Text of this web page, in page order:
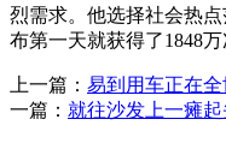
烈需求。他选择社会热
布第一天就获得了1848万
上一篇： 易到用车正在
一篇： 就往沙发上一瘫